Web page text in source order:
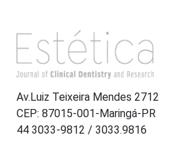
Av.Luiz Teixeira Mendes 2712
CEP: 87015-001-Maringá-PR
44 3033-9812 / 3033.9816